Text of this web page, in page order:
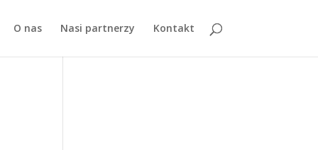
O nas Nasi partnerzy Kontakt